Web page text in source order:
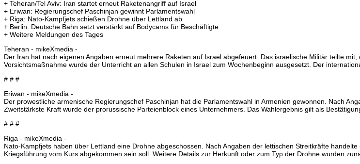
+ Teheran/Tel Aviv: Iran startet erneut Raketenangriff auf Israel
+ Eriwan: Regierungschef Paschinjan gewinnt Parlamentswahl
+ Riga: Nato-Kampfjets schießen Drohne über Lettland ab
+ Berlin: Deutsche Bahn setzt verstärkt auf Bodycams für Beschäftigte
+ Weitere Meldungen des Tages
Teheran - mikeXmedia -
Der Iran hat nach eigenen Angaben erneut mehrere Raketen auf Israel abgefeuert. Das israelische Militär teilte
Vorsichtsmaßnahme wurde der Unterricht an allen Schulen in Israel zum Wochenbeginn ausgesetzt. Der
# # #
Eriwan - mikeXmedia -
Der prowestliche armenische Regierungschef Paschinjan hat die Parlamentswahl in Armenien gewonnen. Nach
Zweitstärkste Kraft wurde der prorussische Parteienblock eines Unternehmers. Das Wahlergebnis gilt als
# # #
Riga - mikeXmedia -
Nato-Kampfjets haben über Lettland eine Drohne abgeschossen. Nach Angaben der lettischen Streitkräfte
Kriegsführung vom Kurs abgekommen sein soll. Weitere Details zur Herkunft oder zum Typ der Drohne wurden